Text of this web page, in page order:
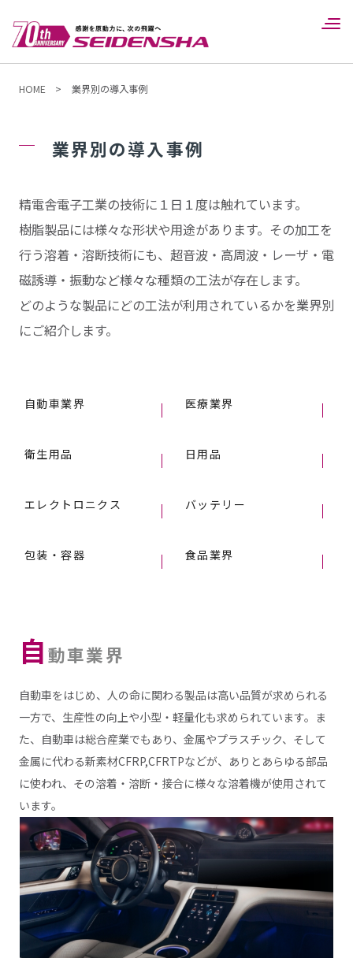
HOME > 業界別の導入事例
業界別の導入事例
精電舎電子工業の技術に１日１度は触れています。
樹脂製品には様々な形状や用途があります。その加工を
行う溶着・溶断技術にも、超音波・高周波・レーザ・電
磁誘導・振動など様々な種類の工法が存在します。
どのような製品にどの工法が利用されているかを業界別
にご紹介します。
自動車業界 医療業界
衛生用品 日用品
エレクトロニクス バッテリー
包装・容器 食品業界
自動車業界
自動車をはじめ、人の命に関わる製品は高い品質が求められる
一方で、生産性の向上や小型・軽量化も求められています。ま
た、自動車は総合産業でもあり、金属やプラスチック、そして
金属に代わる新素材CFRP,CFRTPなどが、ありとあらゆる部品
に使われ、その溶着・溶断・接合に様々な溶着機が使用されて
います。